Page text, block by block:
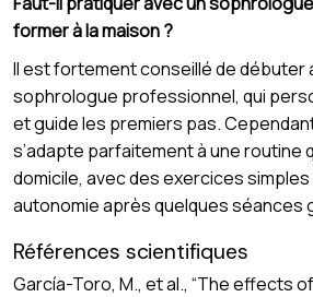
former à la maison ?
Il est fortement conseillé de débuter
sophrologue professionnel, qui
et guide les premiers pas.
s’adapte parfaitement à une routine
domicile, avec des exercices
autonomie après quelques séances
Références scientifiques
García-Toro, M., et al., “The effects